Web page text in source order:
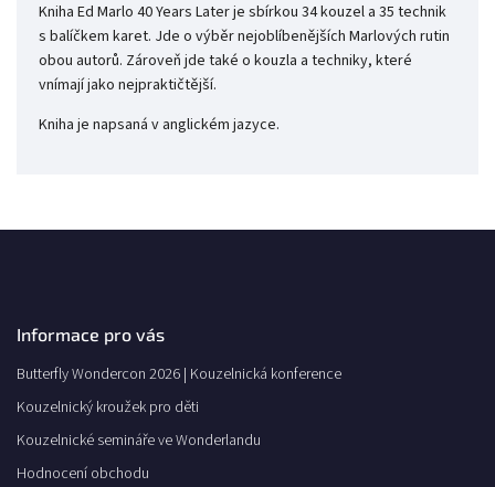
Kniha Ed Marlo 40 Years Later je sbírkou 34 kouzel a 35 technik
s balíčkem karet. Jde o výběr nejoblíbenějších Marlových rutin
obou autorů. Zároveň jde také o kouzla a techniky, které
vnímají jako nejpraktičtější.
Kniha je napsaná v anglickém jazyce.
Informace pro vás
Butterfly Wondercon 2026 | Kouzelnická konference
Kouzelnický kroužek pro děti
Kouzelnické semináře ve Wonderlandu
Hodnocení obchodu